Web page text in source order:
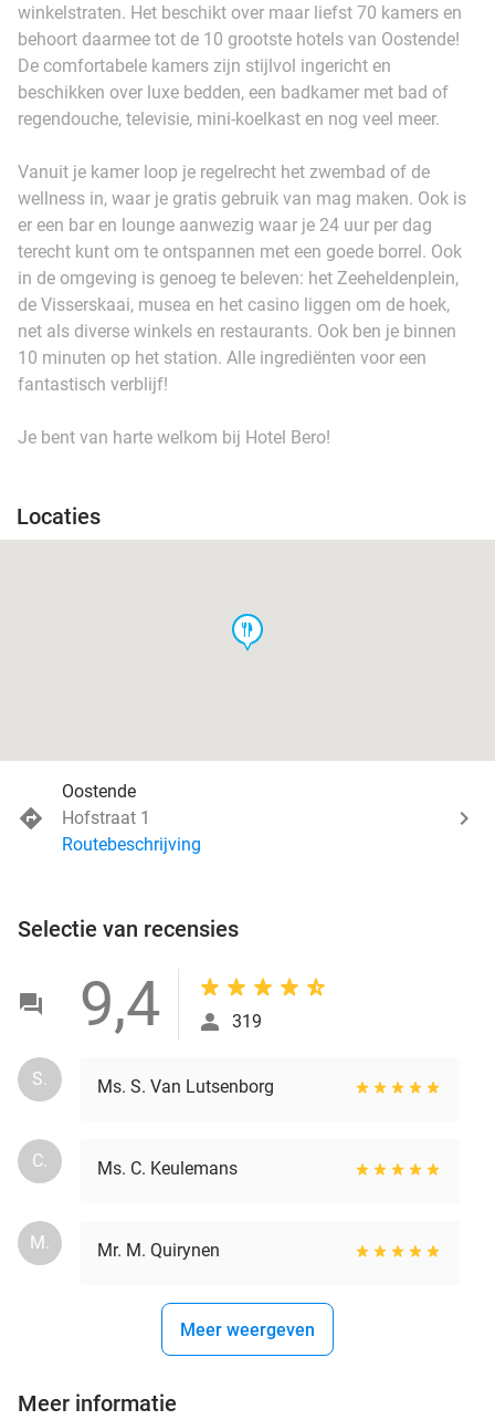
winkelstraten. Het beschikt over maar liefst 70 kamers en
behoort daarmee tot de 10 grootste hotels van Oostende!
De comfortabele kamers zijn stijlvol ingericht en
beschikken over luxe bedden, een badkamer met bad of
regendouche, televisie, mini-koelkast en nog veel meer.
Vanuit je kamer loop je regelrecht het zwembad of de
wellness in, waar je gratis gebruik van mag maken. Ook is
er een bar en lounge aanwezig waar je 24 uur per dag
terecht kunt om te ontspannen met een goede borrel. Ook
in de omgeving is genoeg te beleven: het Zeeheldenplein,
de Visserskaai, musea en het casino liggen om de hoek,
net als diverse winkels en restaurants. Ook ben je binnen
10 minuten op het station. Alle ingrediënten voor een
fantastisch verblijf!
Je bent van harte welkom bij Hotel Bero!
Locaties
food
Oostende
Hofstraat 1
Routebeschrijving
Selectie van recensies
9,4 319
S. Ms. S. Van Lutsenborg
C. Ms. C. Keulemans
M. Mr. M. Quirynen
Meer weergeven
Meer informatie